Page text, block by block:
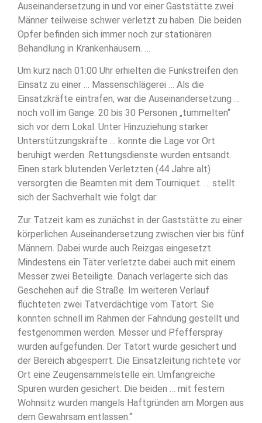
Auseinandersetzung in und vor einer Gaststätte zwei
Männer teilweise schwer verletzt zu haben. Die beiden
Opfer befinden sich immer noch zur stationären
Behandlung in Krankenhäusern. …
Um kurz nach 01:00 Uhr erhielten die Funkstreifen den
Einsatz zu einer … Massenschlägerei … Als die
Einsatzkräfte eintrafen, war die Auseinandersetzung …
noch voll im Gange. 20 bis 30 Personen „tummelten“
sich vor dem Lokal. Unter Hinzuziehung starker
Unterstützungskräfte … konnte die Lage vor Ort
beruhigt werden. Rettungsdienste wurden entsandt.
Einen stark blutenden Verletzten (44 Jahre alt)
versorgten die Beamten mit dem Tourniquet. … stellt
sich der Sachverhalt wie folgt dar:
Zur Tatzeit kam es zunächst in der Gaststätte zu einer
körperlichen Auseinandersetzung zwischen vier bis fünf
Männern. Dabei wurde auch Reizgas eingesetzt.
Mindestens ein Täter verletzte dabei auch mit einem
Messer zwei Beteiligte. Danach verlagerte sich das
Geschehen auf die Straße. Im weiteren Verlauf
flüchteten zwei Tatverdächtige vom Tatort. Sie
konnten schnell im Rahmen der Fahndung gestellt und
festgenommen werden. Messer und Pfefferspray
wurden aufgefunden. Der Tatort wurde gesichert und
der Bereich abgesperrt. Die Einsatzleitung richtete vor
Ort eine Zeugensammelstelle ein. Umfangreiche
Spuren wurden gesichert. Die beiden … mit festem
Wohnsitz wurden mangels Haftgründen am Morgen aus
dem Gewahrsam entlassen.“